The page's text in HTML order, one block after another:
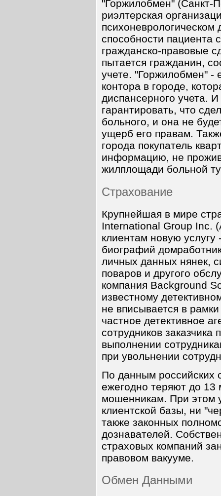
"Горжилобмен" (Санкт-
риэлтерская
способности пациента
гражданско-правовые
пытается гражданин,
учете. "Горжилобмен" -
контора в городе,
диспансерного учета.
гарантировать, что
больного, и она не
ущерб его правам.
города покупатель
информацию, не
жилплощади больной
Страхование
Крупнейшая в мире
International Group Inc.
клиентам новую
биографий
личных данных нянек,
поваров и другого
компания Background
известному
не вписывается в
частное детективное
сотрудников
выполнении
при увольнении
По данным российских
ежегодно теряют до 13
мошенникам. При этом
клиентской базы, ни
также законных
дознавателей.
страховых компаний
правовом вакууме.
Обмен Данными